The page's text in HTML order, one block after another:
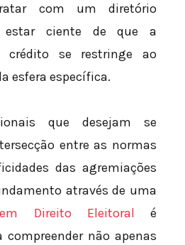
com um diretório
estar ciente de que a
se restringe ao
esfera específica.
que desejam se
entre as normas
das agremiações
através de uma
em Direito Eleitoral é
não apenas